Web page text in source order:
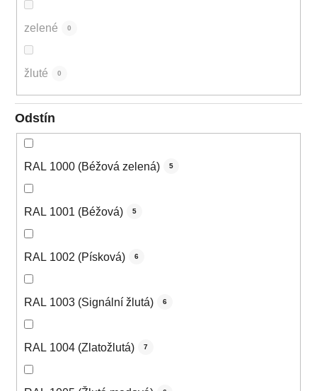
zelené 0
žluté 0
Odstín
RAL 1000 (Béžová zelená) 5
RAL 1001 (Béžová) 5
RAL 1002 (Písková) 6
RAL 1003 (Signální žlutá) 6
RAL 1004 (Zlatožlutá) 7